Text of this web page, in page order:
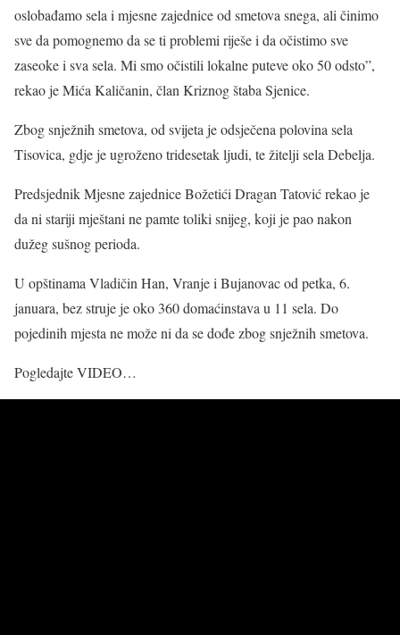
oslobađamo sela i mjesne zajednice od smetova snega, ali činimo
sve da pomognemo da se ti problemi riješe i da očistimo sve
zaseoke i sva sela. Mi smo očistili lokalne puteve oko 50 odsto”,
rekao je Mića Kaličanin, član Kriznog štaba Sjenice.
Zbog snježnih smetova, od svijeta je odsječena polovina sela
Tisovica, gdje je ugroženo tridesetak ljudi, te žitelji sela Debelja.
Predsjednik Mjesne zajednice Božetići Dragan Tatović rekao je
da ni stariji mještani ne pamte toliki snijeg, koji je pao nakon
dužeg sušnog perioda.
U opštinama Vladičin Han, Vranje i Bujanovac od petka, 6.
januara, bez struje je oko 360 domaćinstava u 11 sela. Do
pojedinih mjesta ne može ni da se dođe zbog snježnih smetova.
Pogledajte VIDEO…